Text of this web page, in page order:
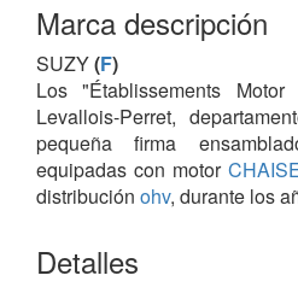
Marca descripción
SUZY(F)
Los "Établissements
Levallois-Perret,
pequeña firma
equipadas con motor
distribución ohv, durante los
Detalles